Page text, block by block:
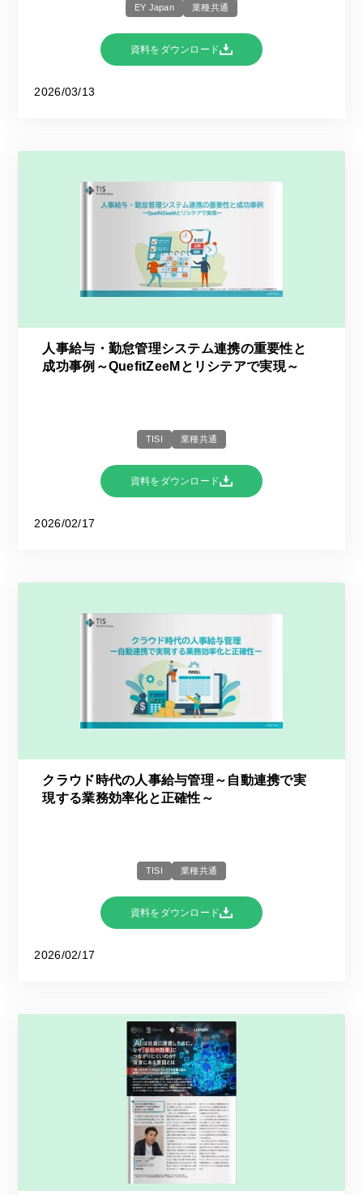
EY Japan 業種共通
資料をダウンロード
2026/03/13
人事給与・勤怠管理システム連携の重要性と
成功事例～QuefitZeeMとリシテアで実現～
TISI 業種共通
資料をダウンロード
2026/02/17
クラウド時代の人事給与管理～自動連携で実
現する業務効率化と正確性～
TISI 業種共通
資料をダウンロード
2026/02/17